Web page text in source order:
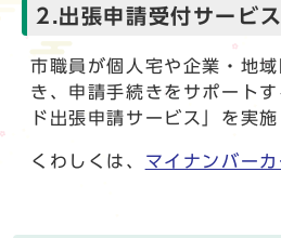
2.出張申請受付サービス
市職員が個人宅や企業・地
き、申請手続きをサポート
ド出張申請サービス」を実施
くわしくは、 マイナンバー